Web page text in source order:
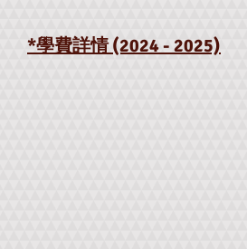
*學費詳情 (2024 - 2025)